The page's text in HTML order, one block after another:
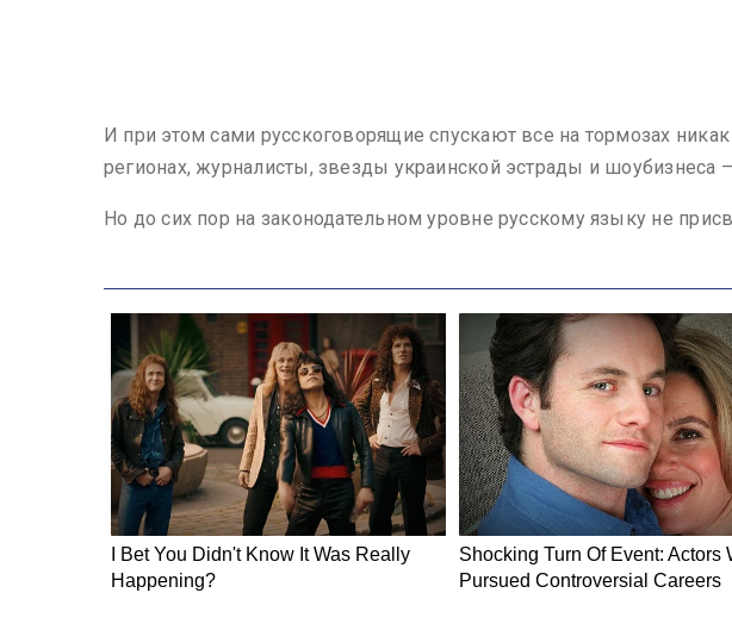
И при этом сами русскоговорящие спускают все на тормозах
регионах, журналисты, звезды украинской эстрады и шоубизнеса
Но до сих пор на законодательном уровне русскому языку не